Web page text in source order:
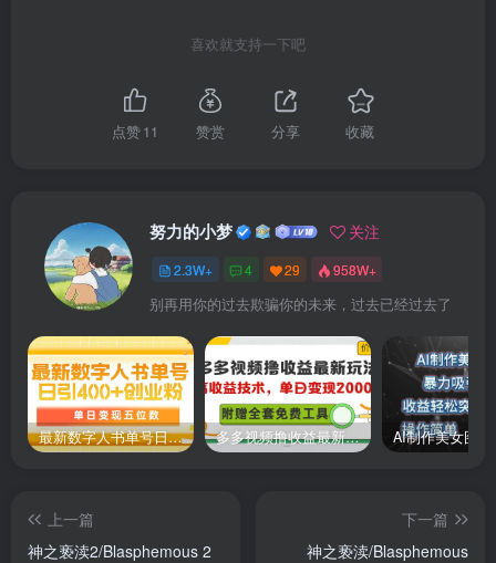
喜欢就支持一下吧
点赞11 赞赏 分享 收藏
努力的小梦 关注
2.3W+ 4 29 958W+
别再用你的过去欺骗你的未来，过去已经过去了
最新数字人书单号日400+创业粉，单日变现五位数，市面卖5980附软件和详… 多多视频撸收益最新玩法，高收益技术，单日变现2000+，附赠全套技术资料
上一篇
神之亵渎2/Blasphemous 2
下一篇
神之亵渎/Blasphemous